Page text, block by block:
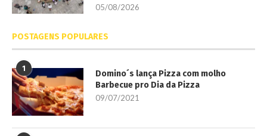
05/08/2026
POSTAGENS POPULARES
1
Domino´s lança Pizza com molho
Barbecue pro Dia da Pizza
09/07/2021